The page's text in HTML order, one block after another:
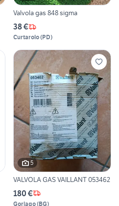
Valvola gas 848 sigma
38 €
Curtarolo(PD)
5
VALVOLA GAS VAILLANT 053462
180 €
Gorlago(BG)